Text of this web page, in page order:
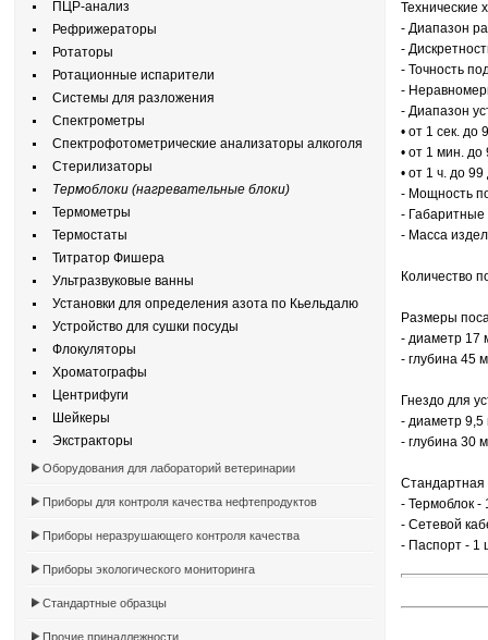
ПЦР-анализ
Рефрижераторы
Ротаторы
Ротационные испарители
Системы для разложения
Спектрометры
Спектрофотометрические анализаторы алкоголя
Стерилизаторы
Термоблоки (нагревательные блоки)
Термометры
Термостаты
Титратор Фишера
Ультразвуковые ванны
Установки для определения азота по Кьельдалю
Устройство для сушки посуды
Флокуляторы
Хроматографы
Центрифуги
Шейкеры
Экстракторы
Оборудования для лабораторий ветеринарии
Приборы для контроля качества нефтепродуктов
Приборы неразрушающего контроля качества
Приборы экологического мониторинга
Стандартные образцы
Прочие принадлежности
Технические
- Диапазон
-
- Точность
-
- Диапазон
• от 1 сек. до
• от 1 мин. до
• от 1 ч. до
- Мощность
-
- Масса
Количество
Размеры
- диаметр 17
- глубина 45
Гнездо для
- диаметр
- глубина 30
Стандартная
- Термоблок
- Сетевой
- Паспорт - 1